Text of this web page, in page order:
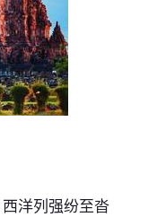
洋列强纷至沓